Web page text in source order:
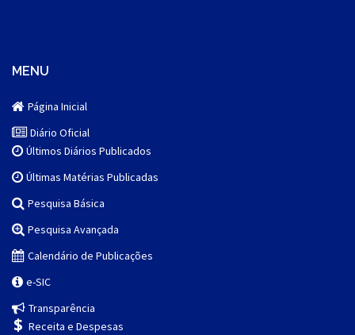
MENU
Página Inicial
Diário Oficial
Últimos Diários Publicados
Últimas Matérias Publicadas
Pesquisa Básica
Pesquisa Avançada
Calendário de Publicações
e-SIC
Transparência
Receita e Despesas